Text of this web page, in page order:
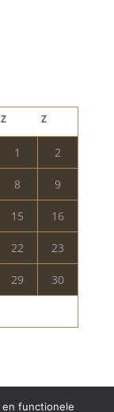
Z Z
1 2
8 9
15 16
22 23
29 30
en functionele